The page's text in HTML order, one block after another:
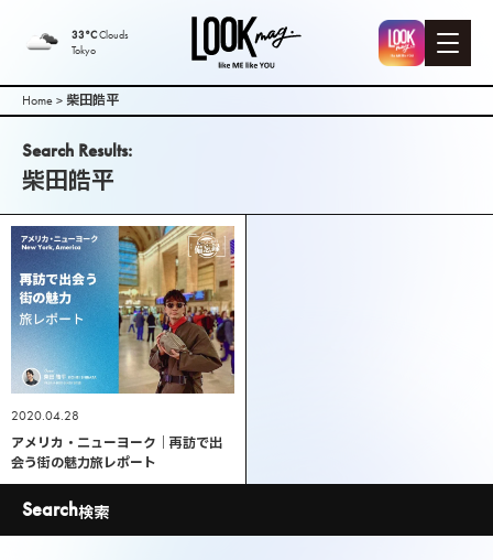
LOOK mag. |
PEEK-A-BOO
Web
Magazine（
ピークアブ
ーウェブマ
ガジン ）
33°CClouds
Tokyo
Home > 柴田皓平
Search Results:
柴田皓平
2020.04.28
アメリカ・ニューヨーク｜再訪で出
会う街の魅力旅レポート
Search検索